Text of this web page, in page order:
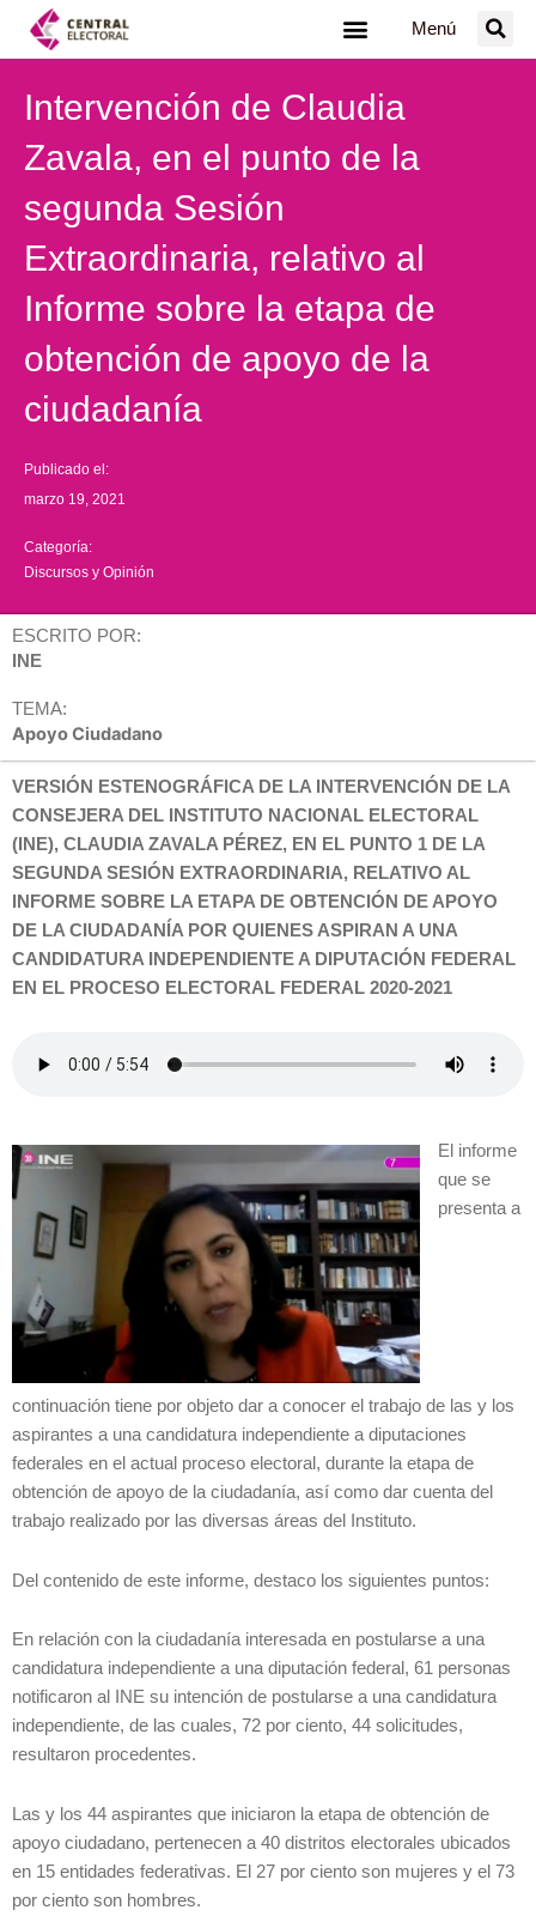
Menú
Intervención de Claudia
Zavala, en el punto de la
segunda Sesión
Extraordinaria, relativo al
Informe sobre la etapa de
obtención de apoyo de la
ciudadanía
Publicado el:
marzo 19, 2021
Categoría:
Discursos y Opinión
ESCRITO POR:
INE
TEMA:
Apoyo Ciudadano
VERSIÓN ESTENOGRÁFICA DE LA INTERVENCIÓN DE LA
CONSEJERA DEL INSTITUTO NACIONAL ELECTORAL
(INE), CLAUDIA ZAVALA PÉREZ, EN EL PUNTO 1 DE LA
SEGUNDA SESIÓN EXTRAORDINARIA, RELATIVO AL
INFORME SOBRE LA ETAPA DE OBTENCIÓN DE APOYO
DE LA CIUDADANÍA POR QUIENES ASPIRAN A UNA
CANDIDATURA INDEPENDIENTE A DIPUTACIÓN FEDERAL
EN EL PROCESO ELECTORAL FEDERAL 2020-2021
El informe
que se
presenta a
continuación tiene por objeto dar a conocer el trabajo de las y los
aspirantes a una candidatura independiente a diputaciones
federales en el actual proceso electoral, durante la etapa de
obtención de apoyo de la ciudadanía, así como dar cuenta del
trabajo realizado por las diversas áreas del Instituto.
Del contenido de este informe, destaco los siguientes puntos:
En relación con la ciudadanía interesada en postularse a una
candidatura independiente a una diputación federal, 61 personas
notificaron al INE su intención de postularse a una candidatura
independiente, de las cuales, 72 por ciento, 44 solicitudes,
resultaron procedentes.
Las y los 44 aspirantes que iniciaron la etapa de obtención de
apoyo ciudadano, pertenecen a 40 distritos electorales ubicados
en 15 entidades federativas. El 27 por ciento son mujeres y el 73
por ciento son hombres.